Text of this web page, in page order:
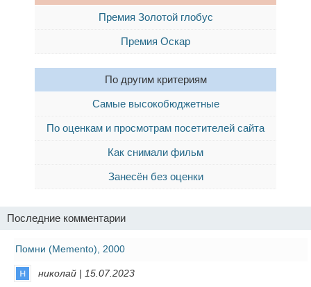
Премия Золотой глобус
Премия Оскар
По другим критериям
Самые высокобюджетные
По оценкам и просмотрам посетителей сайта
Как снимали фильм
Занесён без оценки
Последние комментарии
Помни (Memento), 2000
николай | 15.07.2023